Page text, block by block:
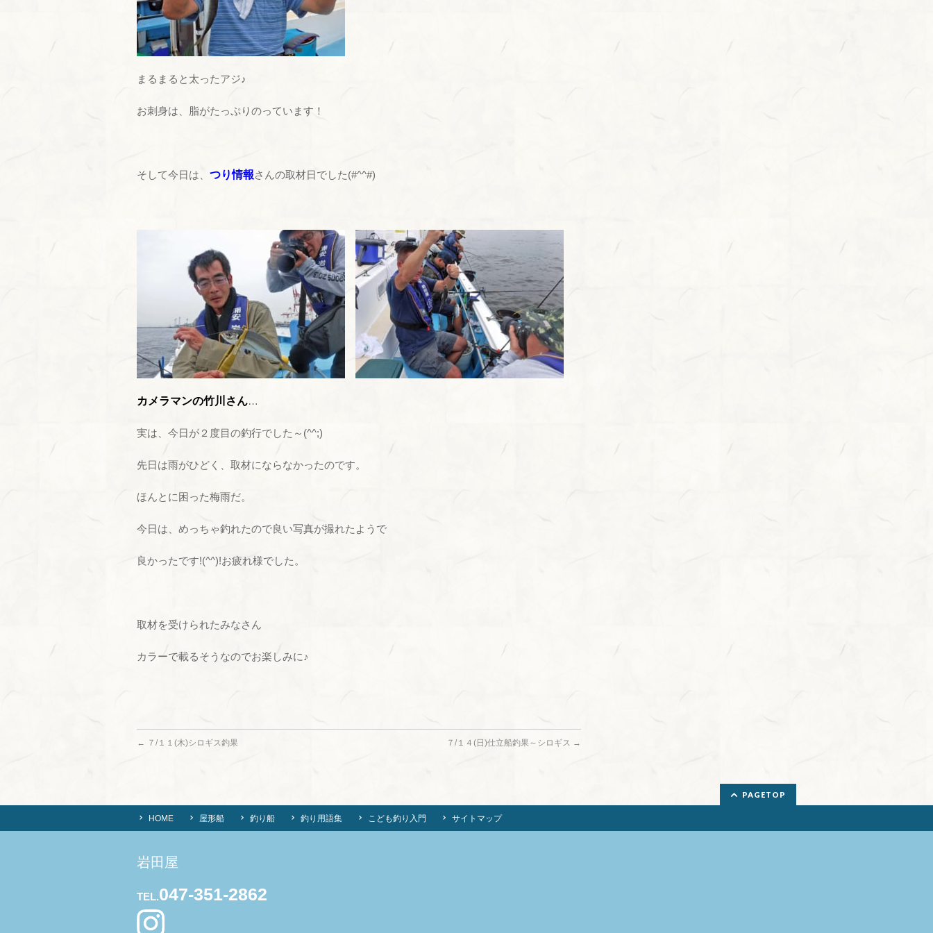
まるまると太ったアジ♪
お刺身は、脂がたっぷりのっています！
そして今日は、 つり情報さんの取材日でした(#^^#)
カメラマンの竹川さん…
実は、今日が２度目の釣行でした～(^^;)
先日は雨がひどく、取材にならなかったのです。
ほんとに困った梅雨だ。
今日は、めっちゃ釣れたので良い写真が撮れたようで
良かったです!(^^)!お疲れ様でした。
取材を受けられたみなさん
カラーで載るそうなのでお楽しみに♪
← ７/１１(木)シロギス釣果 ７/１４(日)仕立船釣果～シロギス →
PAGETOP
HOME 屋形船 釣り船 釣り用語集 こども釣り入門 サイトマップ
岩田屋
TEL.047-351-2862